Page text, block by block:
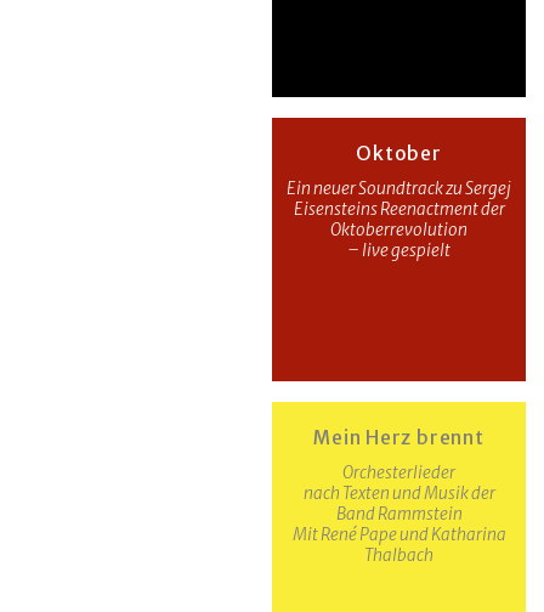
Oktober
Ein neuer Soundtrack zu Sergej
Eisensteins Reenactment der
Oktoberrevolution
– live gespielt
Mein Herz brennt
Orchesterlieder
nach Texten und Musik der
Band Rammstein
Mit René Pape und Katharina
Thalbach